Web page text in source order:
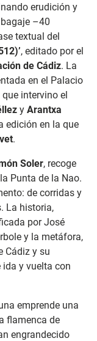
erudición y
–40
textual del
, editado por el
de Cádiz. La
en el Palacio
intervino el
y Arantxa
edición en la que
.
Soler, recoge
Punta de la Nao.
de corridas y
La historia,
por José
y la metáfora,
Cádiz y su
ida y vuelta con
emprende una
flamenca de
engrandecido